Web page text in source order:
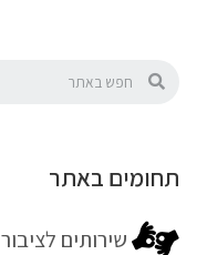
תחומים באתר
שירותים לציבור